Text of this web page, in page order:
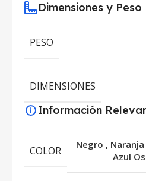
Dimensiones y Peso
PESO
DIMENSIONES
Información
COLOR Negro , Naranja
Azul